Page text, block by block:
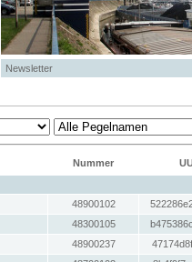
Newsletter
Nummer
48900102
48300105
48900237